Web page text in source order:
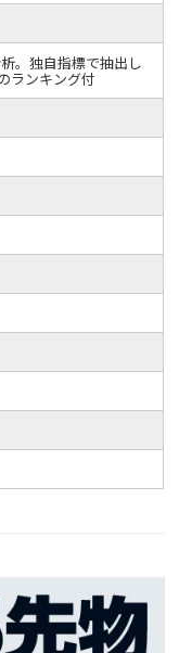
。独自指標で抽出し
ランキング付